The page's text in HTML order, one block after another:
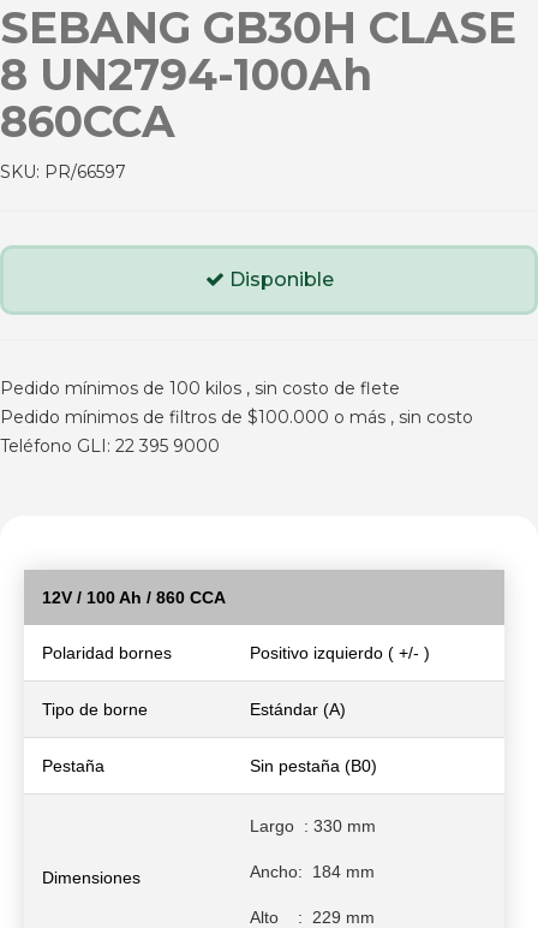
SEBANG GB30H CLASE
8 UN2794-100Ah
860CCA
SKU: PR/66597
Disponible
Pedido mínimos de 100 kilos , sin costo de flete
Pedido mínimos de filtros de $100.000 o más , sin costo
Teléfono GLI: 22 395 9000
12V / 100 Ah / 860 CCA
Polaridad bornes Positivo izquierdo ( +/- )
Tipo de borne Estándar (A)
Pestaña Sin pestaña (B0)
Dimensiones
Largo : 330 mm
Ancho: 184 mm
Alto : 229 mm